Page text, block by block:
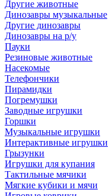
Другие животные
Динозавры музыкальные
Другие динозавры
Динозавры на р/у
Пауки
Резиновые животные
Насекомые
Телефончики
Пирамидки
Погремушки
Заводные игрушки
Горшки
Музыкальные игрушки
Интерактивные игрушки
Грызунки
Игрушки для купания
Тактильные мячики
Мягкие кубики и мячи